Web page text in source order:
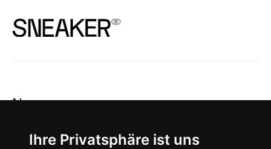
Ihre Privatsphäre ist uns
News
About